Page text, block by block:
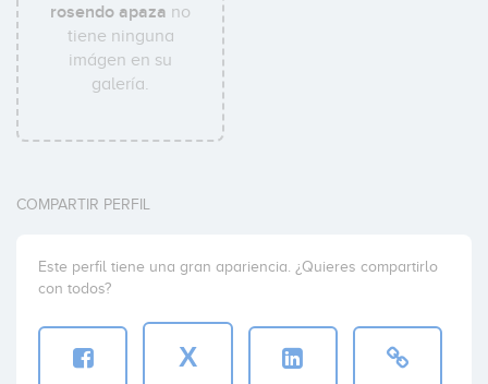
rosendo apaza no
tiene ninguna
imágen en su
galería.
COMPARTIR PERFIL
Este perfil tiene una gran apariencia. ¿Quieres compartirlo
con todos?
X